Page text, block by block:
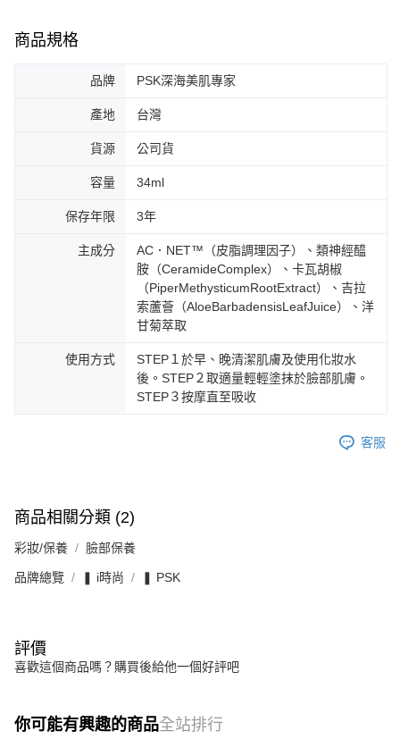
商品規格
品牌 PSK深海美肌專家
產地 台灣
貨源 公司貨
容量 34ml
保存年限 3年
主成分
AC．NET™（皮脂調理因子）、類神經醯
胺（CeramideComplex）、卡瓦胡椒
（PiperMethysticumRootExtract）、吉拉
索蘆薈（AloeBarbadensisLeafJuice）、洋
甘菊萃取
使用方式
STEP１於早、晚清潔肌膚及使用化妝水
後。STEP２取適量輕輕塗抹於臉部肌膚。
STEP３按摩直至吸收
客服
商品相關分類 (2)
彩妝/保養 臉部保養
品牌總覽 ❚ i時尚 ❚ PSK
評價
喜歡這個商品嗎？購買後給他一個好評吧
你可能有興趣的商品全站排行